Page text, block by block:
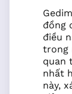
đồng
điều
trong
quan
nhất
này,